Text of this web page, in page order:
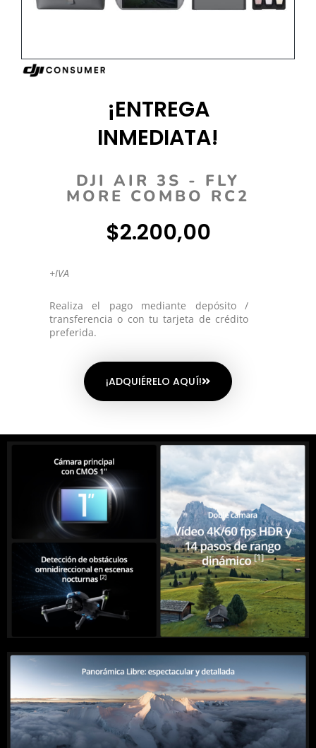
¡ENTREGA
INMEDIATA!
DJI AIR 3S - FLY
MORE COMBO RC2
$2.200,00
+IVA
Realiza el pago mediante depósito /
transferencia o con tu tarjeta de crédito
preferida.
¡ADQUIÉRELO AQUÍ!